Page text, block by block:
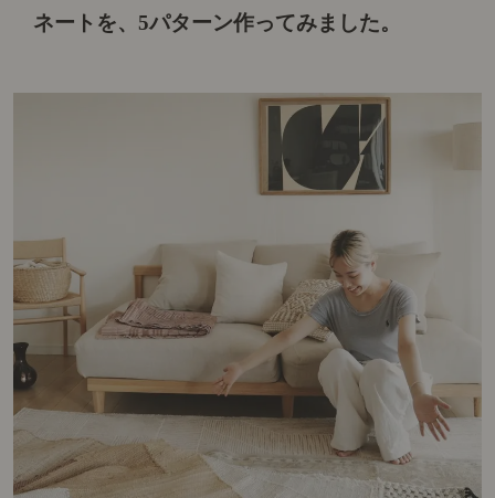
ネートを、 5パターン作ってみました。